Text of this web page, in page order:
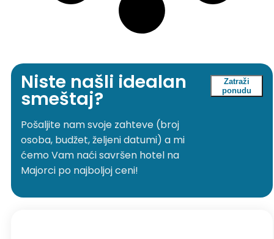
Niste našli idealan
smeštaj?
Pošaljite nam svoje zahteve (broj
osoba, budžet, željeni datumi) a mi
ćemo Vam naći savršen hotel na
Majorci po najboljoj ceni!
Zatraži
ponudu